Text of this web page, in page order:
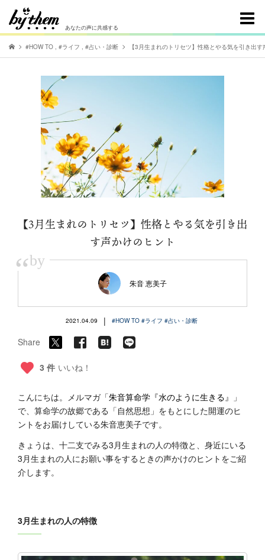
あなたの声に共感する
#HOW TO , #ライフ , #占い・診断 【3月生まれのトリセツ】性格とやる気を引き出
【3月生まれのトリセツ】性格とやる気を引き出
す声かけのヒント
“by
朱音 恵美子
2021.04.09 | #HOW TO #ライフ #占い・診断
Share
3 件 いいね！
こんにちは。メルマガ「朱音算命学『水のように生きる』
」
で、算命学の故郷である「自然思想」をもとにした開運のヒ
ントをお届けしている朱音恵美子です。
きょうは、十二支でみる3月生まれの人の特徴と、身近にいる
3月生まれの人にお願い事をするときの声かけのヒントをご紹
介します。
3月生まれの人の特徴